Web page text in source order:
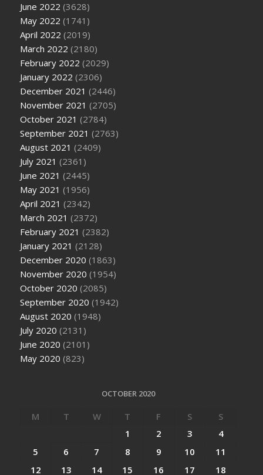
June 2022 (3628)
May 2022 (1741)
April 2022 (2019)
March 2022 (2180)
February 2022 (2029)
January 2022 (2306)
December 2021 (2446)
November 2021 (2705)
October 2021 (2784)
September 2021 (2763)
August 2021 (2409)
July 2021 (2361)
June 2021 (2445)
May 2021 (1956)
April 2021 (2342)
March 2021 (2372)
February 2021 (2382)
January 2021 (2128)
December 2020 (1863)
November 2020 (1954)
October 2020 (2085)
September 2020 (1942)
August 2020 (1948)
July 2020 (2131)
June 2020 (2101)
May 2020 (823)
OCTOBER 2020
M T W T F S
S
1
2 3
4
5
6 7 8 9 10
11
12
13 14 15 16 17 18